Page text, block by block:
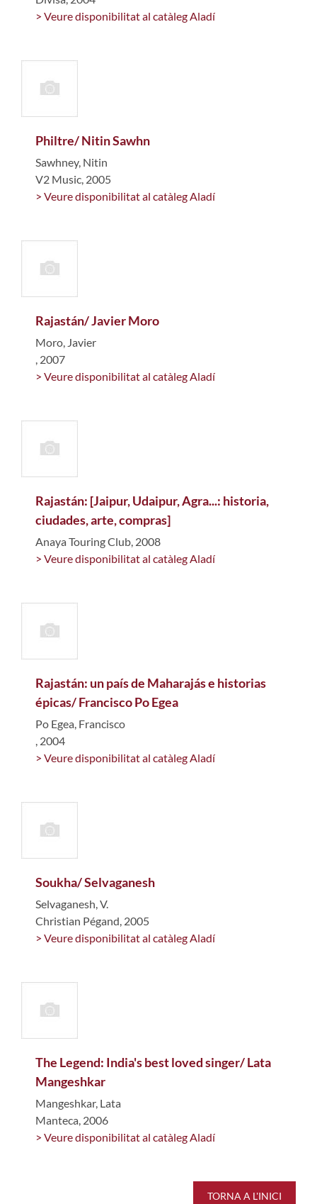
> Veure disponibilitat al catàleg Aladí
Philtre/ Nitin Sawhn
Sawhney, Nitin
V2 Music, 2005
> Veure disponibilitat al catàleg Aladí
Rajastán/ Javier Moro
Moro, Javier
, 2007
> Veure disponibilitat al catàleg Aladí
Rajastán: [Jaipur, Udaipur, Agra...: historia,
ciudades, arte, compras]
Anaya Touring Club, 2008
> Veure disponibilitat al catàleg Aladí
Rajastán: un país de Maharajás e historias
épicas/ Francisco Po Egea
Po Egea, Francisco
, 2004
> Veure disponibilitat al catàleg Aladí
Soukha/ Selvaganesh
Selvaganesh, V.
Christian Pégand, 2005
> Veure disponibilitat al catàleg Aladí
The Legend: India's best loved singer/ Lata
Mangeshkar
Mangeshkar, Lata
Manteca, 2006
> Veure disponibilitat al catàleg Aladí
TORNA A L'INICI